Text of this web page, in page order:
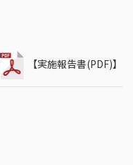
【実施報告書(PDF)】